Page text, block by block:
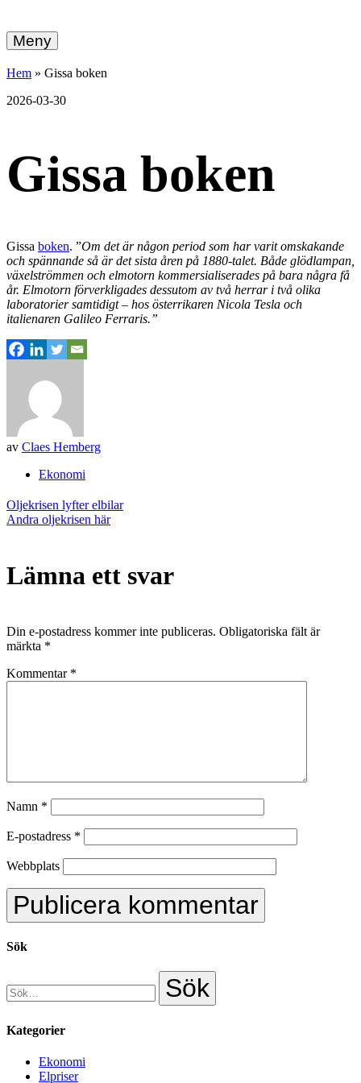
vidare
till
energi
+
Meny
Hem » Gissa boken
2026-03-30
Gissa boken
Gissa boken. ”Om det är någon period som har varit omskakande
och spännande så är det sista åren på 1880-talet. Både glödlampan,
växelströmmen och elmotorn kommersialiserades på bara några få
år. Elmotorn förverkligades dessutom av två herrar i två olika
laboratorier samtidigt– hos österrikaren Nicola Tesla och
italienaren Galileo Ferraris.”
av Claes Hemberg
Ekonomi
Inläggsnavigering
Oljekrisen lyfter elbilar
Andra oljekrisen här
Lämna ett svar
Din e-postadress kommer inte publiceras. Obligatoriska fält är
märkta *
Kommentar *
Namn *
E-postadress *
Webbplats
Sök
Kategorier
Ekonomi
Elpriser